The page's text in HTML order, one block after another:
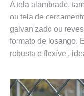
A tela alambrado,
ou tela de
galvanizado ou
formato de losango.
robusta e flexível,